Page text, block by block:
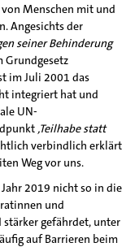
Menschen mit und
Angesichts der
seiner Behinderung
Grundgesetz
im Juli 2001 das
integriert hat und
UN-
‚Teilhabe statt
verbindlich erklärt
Weg vor uns.
2019 nicht so in die
und
stärker gefährdet, unter
auf Barrieren beim